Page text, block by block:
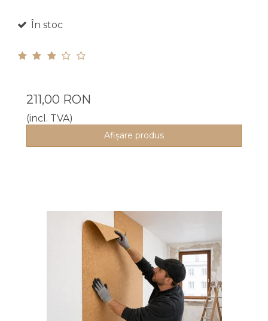
În stoc
211,00 RON
(incl. TVA)
Afişare produs